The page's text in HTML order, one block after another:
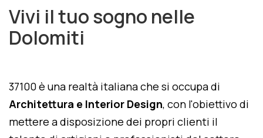
Vivi il tuo sogno nelle
Dolomiti
37100 è una realtà italiana che si occupa di
Architettura e Interior Design, con l'obiettivo di
mettere a disposizione dei propri clienti il